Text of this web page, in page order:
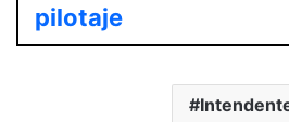
pilotaje